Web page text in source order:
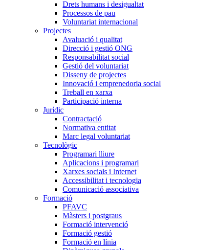
Drets humans i desigualtat
Processos de pau
Voluntariat internacional
Projectes
Avaluació i qualitat
Direcció i gestió ONG
Responsabilitat social
Gestió del voluntariat
Disseny de projectes
Innovació i emprenedoria social
Treball en xarxa
Participació interna
Jurídic
Contractació
Normativa entitat
Marc legal voluntariat
Tecnològic
Programari lliure
Aplicacions i programari
Xarxes socials i Internet
Accessibilitat i tecnologia
Comunicació associativa
Formació
PFAVC
Màsters i postgraus
Formació intervenció
Formació gestió
Formació en línia